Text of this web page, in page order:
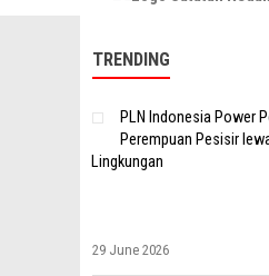
TRENDING
PLN Indonesia Power
Perempuan Pesisir
Lingkungan
29 June 2026